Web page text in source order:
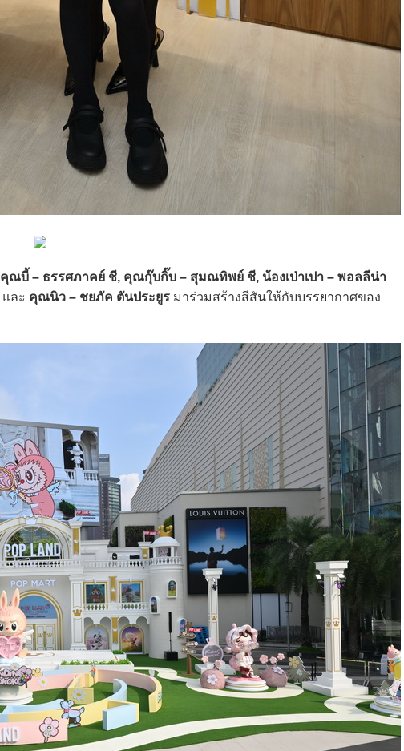
คุณบี้ – ธรรศภาคย์ ชี, คุณกุ๊บกิ๊บ – สุมณทิพย์ ชี, น้องเป่าเปา – พอลลีน่า
และ คุณนิว – ชยภัค ตันประยูร มาร่วมสร้างสีสันให้กับบรรยากาศของ